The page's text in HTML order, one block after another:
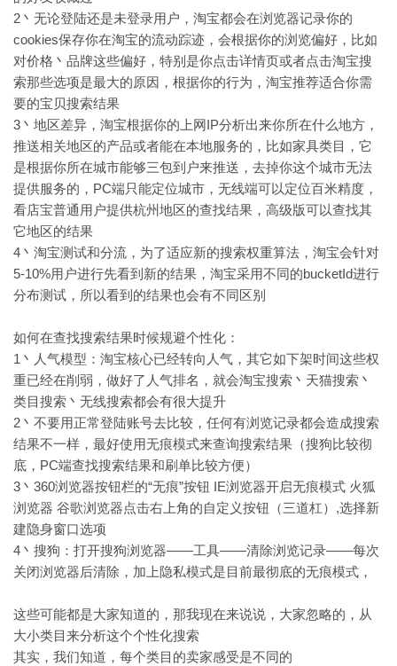
2丶无论登陆还是未登录用户，淘宝都会在浏览器记录你的
cookies保存你在淘宝的流动踪迹，会根据你的浏览偏好，比如
对价格丶品牌这些偏好，特别是你点击详情页或者点击淘宝搜
索那些选项是最大的原因，根据你的行为，淘宝推荐适合你需
要的宝贝搜索结果
3丶地区差异，淘宝根据你的上网IP分析出来你所在什么地方，
推送相关地区的产品或者能在本地服务的，比如家具类目，它
是根据你所在城市能够三包到户来推送，去掉你这个城市无法
提供服务的，PC端只能定位城市，无线端可以定位百米精度，
看店宝普通用户提供杭州地区的查找结果，高级版可以查找其
它地区的结果
4丶淘宝测试和分流，为了适应新的搜索权重算法，淘宝会针对
5-10%用户进行先看到新的结果，淘宝采用不同的bucketId进行
分布测试，所以看到的结果也会有不同区别
如何在查找搜索结果时候规避个性化：
1丶人气模型：淘宝核心已经转向人气，其它如下架时间这些权
重已经在削弱，做好了人气排名，就会淘宝搜索丶天猫搜索丶
类目搜索丶无线搜索都会有很大提升
2丶不要用正常登陆账号去比较，任何有浏览记录都会造成搜索
结果不一样，最好使用无痕模式来查询搜索结果（搜狗比较彻
底，PC端查找搜索结果和刷单比较方便）
3丶360浏览器按钮栏的“无痕”按钮 IE浏览器开启无痕模式 火狐
浏览器 谷歌浏览器点击右上角的自定义按钮（三道杠）,选择新
建隐身窗口选项
4丶搜狗：打开搜狗浏览器——工具——清除浏览记录——每次
关闭浏览器后清除，加上隐私模式是目前最彻底的无痕模式，
这些可能都是大家知道的，那我现在来说说，大家忽略的，从
大小类目来分析这个个性化搜索
其实，我们知道，每个类目的卖家感受是不同的